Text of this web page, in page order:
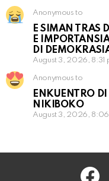
Anonymous to
E SIMAN TRAS
E
DI
August 3, 2026, 8:31
Anonymous to
ENKUENTRO DI
NIKIBOKO
August 3, 2026,